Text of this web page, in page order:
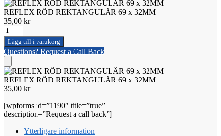
69
x
32MM
mängd
REFLEX RÖD REKTANGULÄR 69 x 32MM
35,00 kr
REFLEX
RÖD
REKTANGULÄR
69
x
32MM
mängd
Lägg till i varukorg
Questions? Request a Call Back
REFLEX RÖD REKTANGULÄR 69 x 32MM
35,00 kr
[wpforms id=”1190″ title=”true”
description=”Request a call back”]
Ytterligare information